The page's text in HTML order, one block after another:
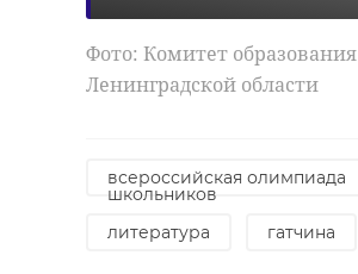
Фото: Комитет образования
Ленинградской области
всероссийская олимпиада
школьников
литература
гатчина